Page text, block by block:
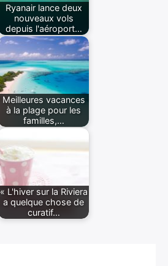
Ryanair lance deux
nouveaux vols
depuis l'aéroport…
Meilleures vacances
à la plage pour les
familles,…
« L'hiver sur la Riviera
a quelque chose de
curatif…